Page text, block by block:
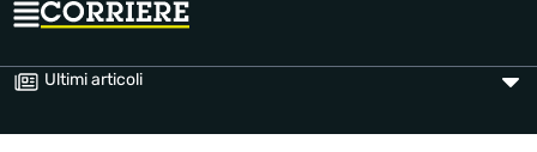
Ultimi articoli